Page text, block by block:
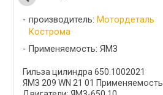
производитель: Мотордеталь
Кострома
Применяемость: ЯМЗ
Гильза цилиндра 650.1002021
ЯМЗ 209 WN 21 01 Применяемость